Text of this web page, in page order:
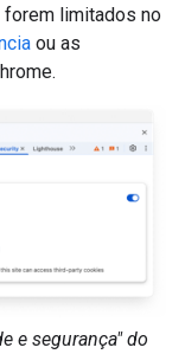
limitados no
ou as
e segurança" do